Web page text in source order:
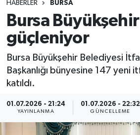
HABERLER BURSA
Bursa
güçleniyor
Bursa Büyükşehir Belediyesi
Başkanlığı bünyesine 147 yeni
katıldı.
01.07.2026 - 21:24
YAYINLANMA
01.07.2026 - 22:32
GÜNCELLEME
Tüm Manşetler
Son Dakika Haberleri
Haber Arşivi